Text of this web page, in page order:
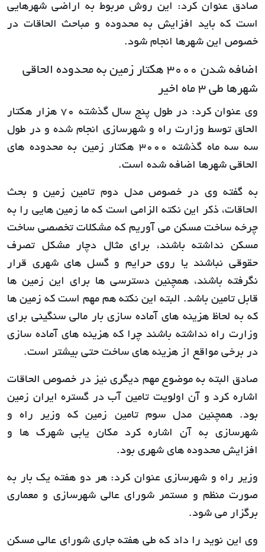
صادق عنوان کرد: این روش مربوط به اراضی شهرهایی
است که باید افزایش به محدوده و مباحث الحاقات در
خصوص این شهرها انجام شود.
اضافه شدن 3000 هکتار زمین به محدوده الحاقی
شهرها طی 3 ماه اخیر
وی عنوان کرد: در طول پنج سال گذشته 70 هزار هکتار
الحاق توسط وزارت راه و شهرسازی انجام شده و در طول
سه سه ماه گذشته 3000 هکتار زمین به محدوده های
الحاقی شهرها اضافه شده است.
به گفته وی در خصوص مدل دوم تامین زمین و بحث
الحاقات، ذکر این نکته الزامی است که ما زمین هایی را به
چرخه ساخت مسکن می آوریم که مشکلات تخصصی ساخت
مسکن نداشته باشند، برای مثال دچار مشکل تصرف
حقوقی نباشند یا روی حرایم و گسل های شهری قرار
نگرفته باشند، همچنین دسترسی ها برای این زمین ها
قابل تامین باشد. البته این نکته هم مهم است که زمین ها
که به لحاظ هزینه های آماده سازی بار مالی سنگینی برای
وزارت راه نداشته باشند چرا که هزینه های آماده سازی
در برخی مواقع از هزینه های ساخت حتی بیشتر است.
صادق البته به موضوع مهم دیگری نیز در خصوص الحاقات
اشاره کرد و آن اولویت تامین آب در گستره ایران زمین
بود. همچنین مدل سوم تامین زمین که وزیر راه و
شهرسازی به آن اشاره کرد مکان یابی شهرک ها و
افزایش محدوده های شهری بود.
وزیر راه و شهرسازی عنوان کرد: هر دو هفته یک بار به
صورت منظم و مستمر شورای عالی شهرسازی و معماری
برگزار می شود.
وی این نوید را داد که طی هفته جاری شورای عالی مسکن